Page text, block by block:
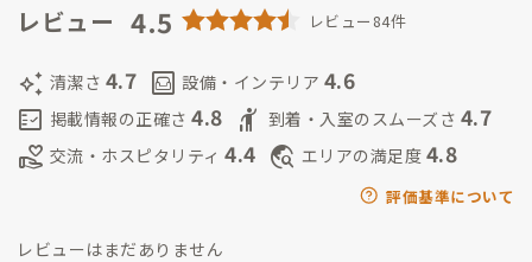
住む 一宮ネイティブなのに海が苦手なので 今年こそ、今年
レビュー 4.5 レビュー84件
auto_awesome 清潔さ 4.7 living 設備・インテリア 4.6
fact_check 掲載情報の正確さ 4.8 hail 到着・入室のスムーズさ 4.7
volunteer_activism 交流・ホスピタリティ 4.4 travel_explore エリアの満足度 4.8
評価基準について
レビューはまだありません